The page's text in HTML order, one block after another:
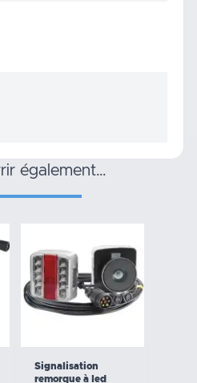
également…
Signalisation
remorque à led